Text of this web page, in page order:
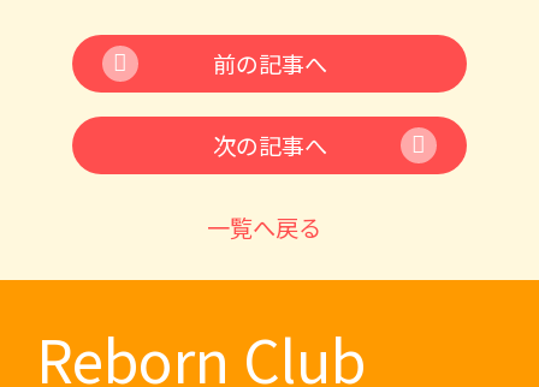
前の記事へ
次の記事へ
一覧へ戻る
Reborn Club